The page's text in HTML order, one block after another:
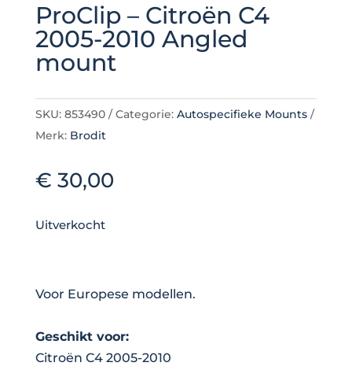
ProClip – Citroën C4
2005-2010 Angled
mount
SKU: 853490 Categorie: Autospecifieke Mounts
Merk: Brodit
€ 30,00
Uitverkocht
Voor Europese modellen.
Geschikt voor:
Citroën C4 2005-2010